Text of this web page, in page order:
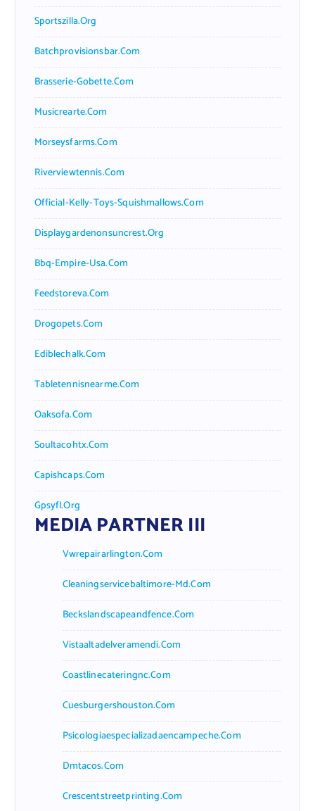
Sportszilla.org
Batchprovisionsbar.com
Brasserie-Gobette.com
Musicrearte.com
Morseysfarms.com
Riverviewtennis.com
Official-Kelly-Toys-Squishmallows.com
Displaygardenonsuncrest.org
Bbq-Empire-Usa.com
Feedstoreva.com
Drogopets.com
Ediblechalk.com
Tabletennisnearme.com
Oaksofa.com
Soultacohtx.com
Capishcaps.com
Gpsyfl.org
MEDIA PARTNER III
Vwrepairarlington.com
Cleaningservicebaltimore-Md.com
Beckslandscapeandfence.com
Vistaaltadelveramendi.com
Coastlinecateringnc.com
Cuesburgershouston.com
Psicologiaespecializadaencampeche.com
Dmtacos.com
Crescentstreetprinting.com